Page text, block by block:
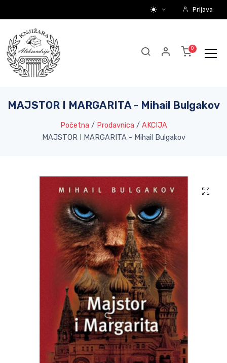
Prijava
MAJSTOR I MARGARITA - Mihail Bulgakov
Početna / Prodavnica / AKCIJA
MAJSTOR I MARGARITA - Mihail Bulgakov